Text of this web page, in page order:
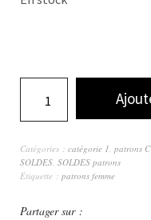
Catégories : catégorie 1, patrons
SOLDES, SOLDES patrons
Étiquette : patrons femme
Partager sur :